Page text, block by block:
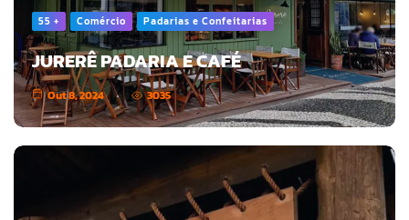
55 + Comércio Padarias e Confeitarias
JURERÊ PADARIA E CAFÉ
Out 8, 2024 3035